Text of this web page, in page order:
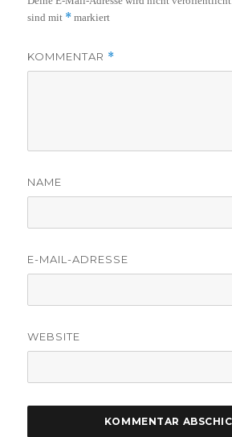
sind mit * markiert
KOMMENTAR *
NAME
E-MAIL-ADRESSE
WEBSITE